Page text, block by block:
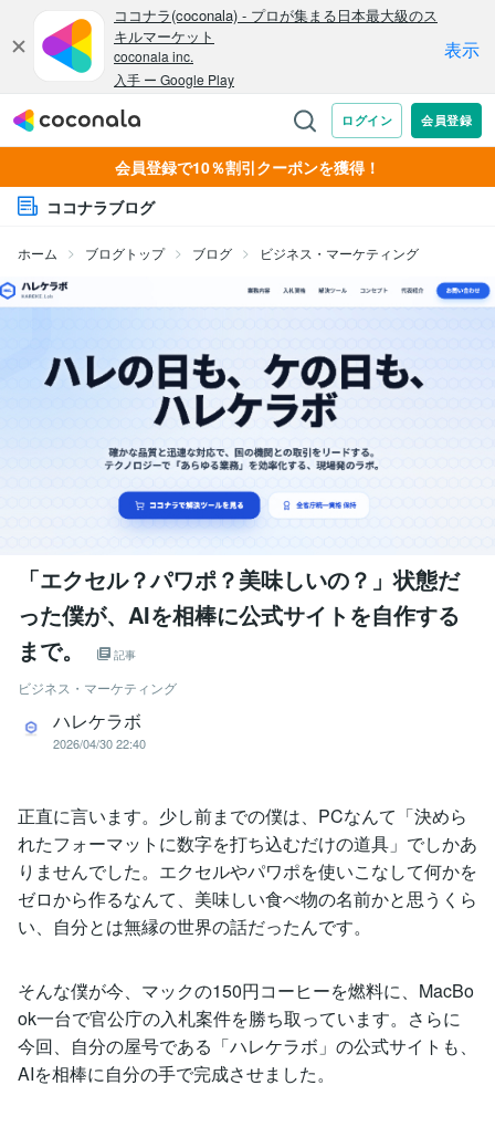
会員登録で10％割引クーポンを獲得！
ココナラブログ
ホーム ブログトップ ブログ ビジネス・マーケティング
「エクセル？パワポ？美味しいの？」状態だ
った僕が、AIを相棒に公式サイトを自作する
まで。
記事
ビジネス・マーケティング
ハレケラボ
2026/04/30 22:40
正直に言います。少し前までの僕は、PCなんて「決めら
れたフォーマットに数字を打ち込むだけの道具」でしかあ
りませんでした。エクセルやパワポを使いこなして何かを
ゼロから作るなんて、美味しい食べ物の名前かと思うくら
い、自分とは無縁の世界の話だったんです。
そんな僕が今、マックの150円コーヒーを燃料に、MacBo
ok一台で官公庁の入札案件を勝ち取っています。さらに
今回、自分の屋号である「ハレケラボ」の公式サイトも、
AIを相棒に自分の手で完成させました。